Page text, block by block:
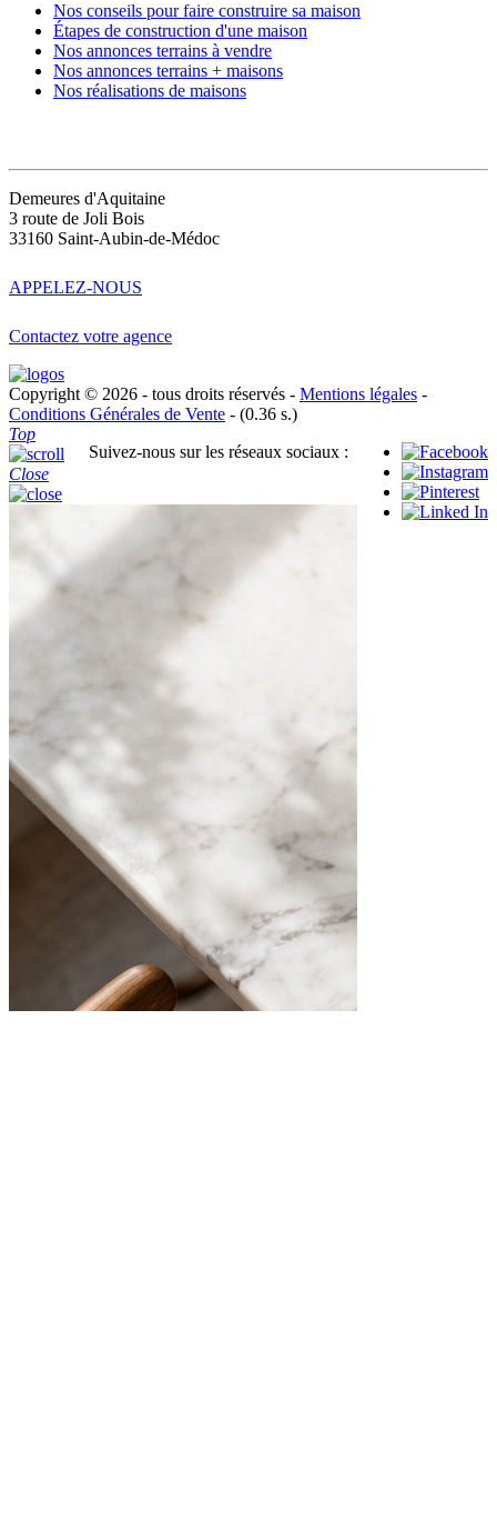
Nos conseils pour faire construire sa maison
Étapes de construction d'une maison
Nos annonces terrains à vendre
Nos annonces terrains + maisons
Nos réalisations de maisons
Demeures d'Aquitaine
3 route de Joli Bois
33160 Saint-Aubin-de-Médoc
APPELEZ-NOUS
Contactez votre agence
Copyright © 2026 - tous droits réservés - Mentions légales -
Conditions Générales de Vente - (0.36 s.)
Suivez-nous sur les réseaux sociaux :
Top
Close